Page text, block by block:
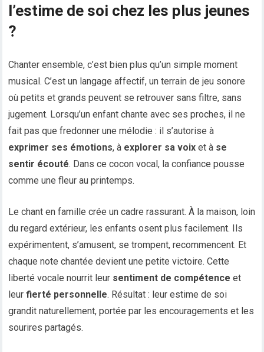
l’estime de soi chez les plus jeunes
?
Chanter ensemble, c’est bien plus qu’un simple moment
musical. C’est un langage affectif, un terrain de jeu sonore
où petits et grands peuvent se retrouver sans filtre, sans
jugement. Lorsqu’un enfant chante avec ses proches, il ne
fait pas que fredonner une mélodie : il s’autorise à
exprimer ses émotions, à explorer sa voix et à se
sentir écouté. Dans ce cocon vocal, la confiance pousse
comme une fleur au printemps.
Le chant en famille crée un cadre rassurant. À la maison, loin
du regard extérieur, les enfants osent plus facilement. Ils
expérimentent, s’amusent, se trompent, recommencent. Et
chaque note chantée devient une petite victoire. Cette
liberté vocale nourrit leur sentiment de compétence et
leurfierté personnelle. Résultat : leur estime de soi
grandit naturellement, portée par les encouragements et les
sourires partagés.